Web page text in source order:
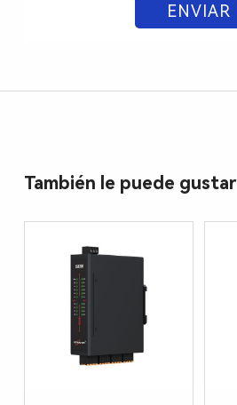
ENVIAR
También le puede gustar